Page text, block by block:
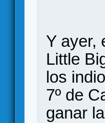
Y ayer,
Little
los
7º de
ganar